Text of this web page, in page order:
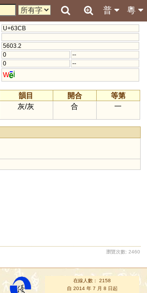
粵
普
U+63CB
5603.2
0
--
0
--
w i
韻目 開合
等第
灰/灰 合 一
瀏覽次數: 2460
在線人數： 2158
自 2014 年 7 月 8 日起